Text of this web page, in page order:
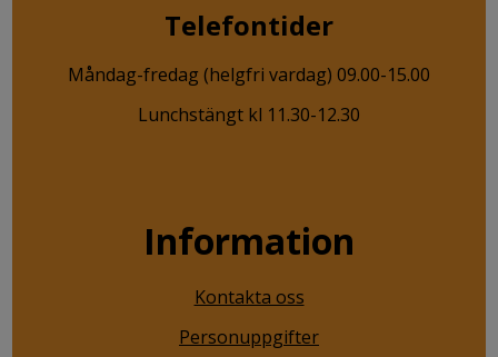
Telefontider
Måndag-fredag (helgfri vardag) 09.00-15.00
Lunchstängt kl 11.30-12.30
Information
Kontakta oss
Personuppgifter